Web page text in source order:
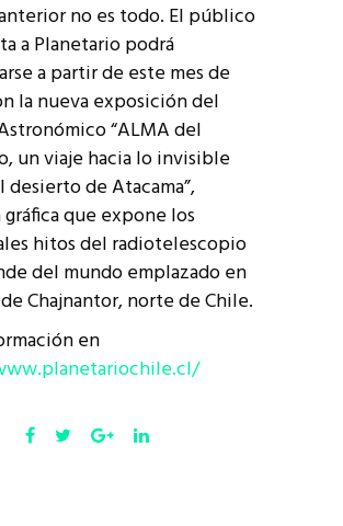
no es todo. El público
a Planetario podrá
a partir de este mes de
la nueva exposición del
“ALMA del
un viaje hacia lo invisible
desierto de Atacama”,
que expone los
hitos del radiotelescopio
del mundo emplazado en
Chajnantor, norte de Chile.
en